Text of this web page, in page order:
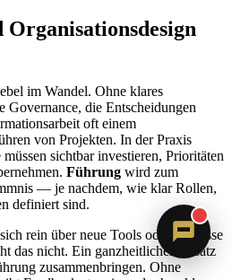
Assistenz · ErVer
Organisationsdesign
im Wandel. Ohne klares
Governance, die Entscheidungen
oft einem
von Projekten. In der Praxis
sichtbar investieren, Prioritäten
Führung wird zum
— je nachdem, wie klar Rollen,
definiert sind.
rein über neue Tools oder Prozesse
das nicht. Ein ganzheitlicher Ansatz
zusammenbringen. Ohne